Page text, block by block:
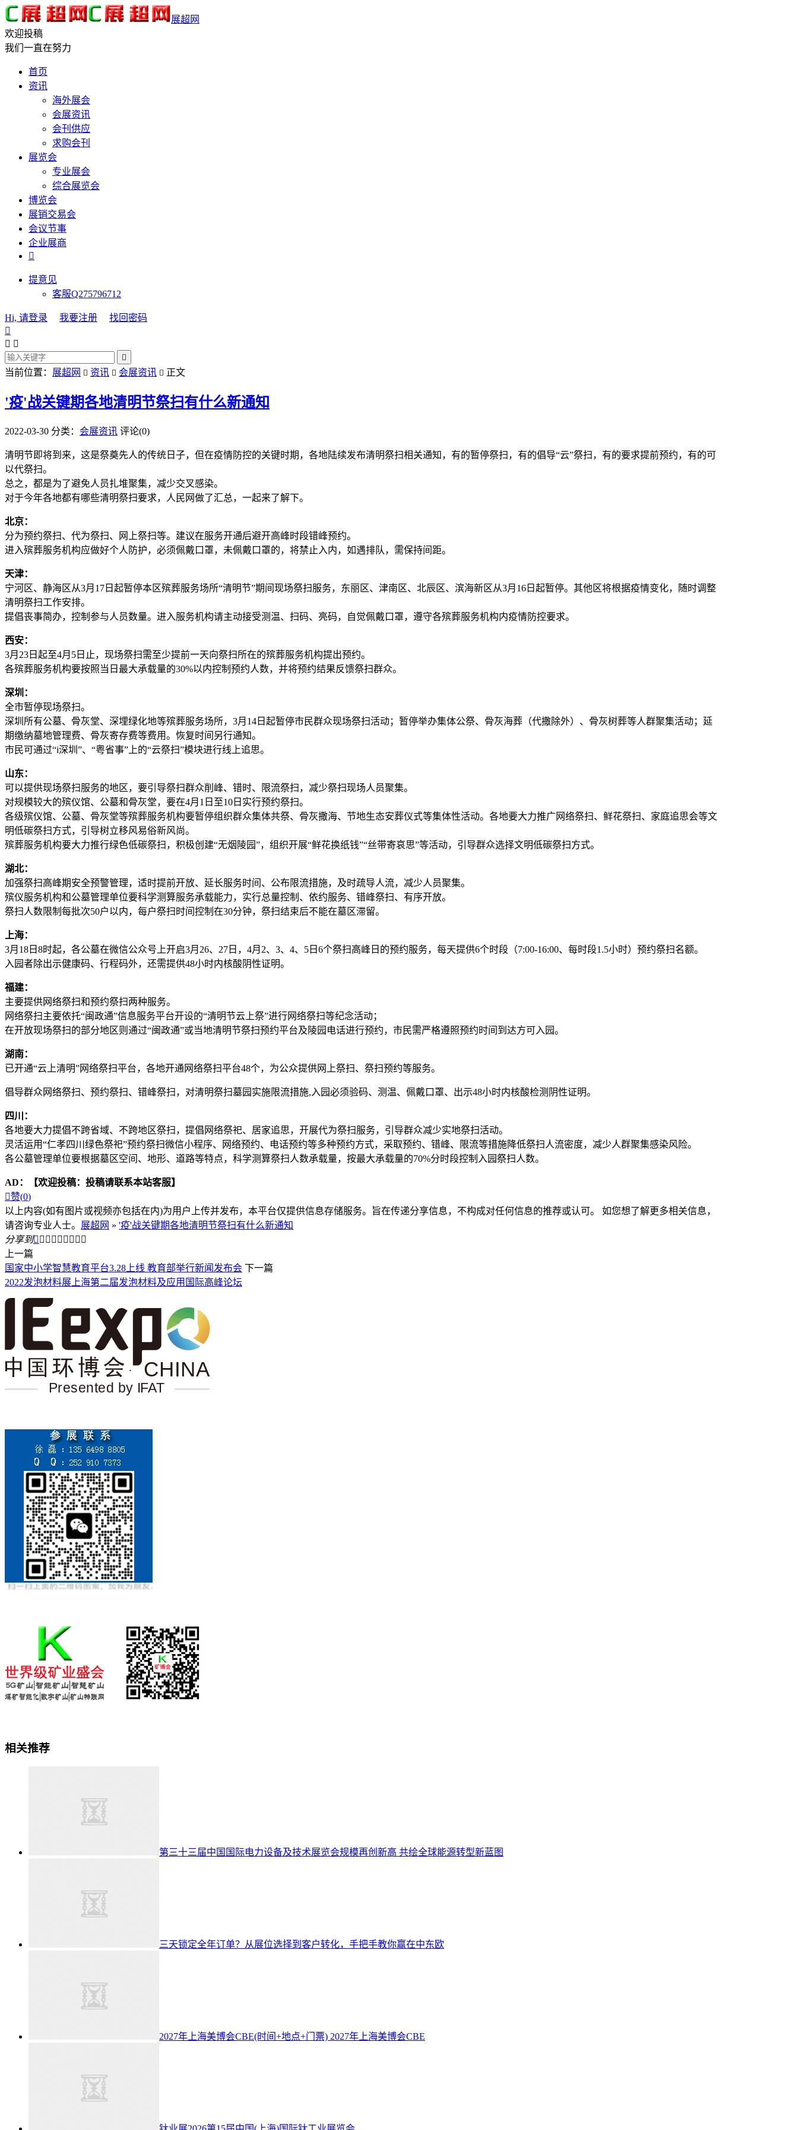
展超网
欢迎投稿
我们一直在努力
首页
资讯
海外展会
会展资讯
会刊供应
求购会刊
展览会
专业展会
综合展览会
博览会
展销交易会
会议节事
企业展商

提意见
客服Q275796712
Hi, 请登录 我要注册
找回密码

 

当前位置： 展超网  资讯  会展资讯  正文
'疫'战关键期各地清明节祭扫有什么新通知
2022-03-30 分类： 会展资讯 评论(0)
清明节即将到来，这是祭奠先人的传统日子，但在疫情防控的关键时期，各地陆续发布清明祭扫相关通知，有的暂停祭扫，有的倡导“云”祭扫，有的要求提前预约，有的可
以代祭扫。
总之，都是为了避免人员扎堆聚集，减少交叉感染。
对于今年各地都有哪些清明祭扫要求，人民网做了汇总，一起来了解下。
北京：
分为预约祭扫、代为祭扫、网上祭扫等。建议在服务开通后避开高峰时段错峰预约。
进入殡葬服务机构应做好个人防护，必须佩戴口罩，未佩戴口罩的，将禁止入内，如遇排队，需保持间距。
天津：
宁河区、静海区从3月17日起暂停本区殡葬服务场所“清明节”期间现场祭扫服务，东丽区、津南区、北辰区、滨海新区从3月16日起暂停。其他区将根据疫情变化，随时调整
清明祭扫工作安排。
提倡丧事简办，控制参与人员数量。进入服务机构请主动接受测温、扫码、亮码，自觉佩戴口罩，遵守各殡葬服务机构内疫情防控要求。
西安：
3月23日起至4月5日止，现场祭扫需至少提前一天向祭扫所在的殡葬服务机构提出预约。
各殡葬服务机构要按照当日最大承载量的30%以内控制预约人数，并将预约结果反馈祭扫群众。
深圳：
全市暂停现场祭扫。
深圳所有公墓、骨灰堂、深埋绿化地等殡葬服务场所，3月14日起暂停市民群众现场祭扫活动；暂停举办集体公祭、骨灰海葬（代撒除外）、骨灰树葬等人群聚集活动；延
期缴纳墓地管理费、骨灰寄存费等费用。恢复时间另行通知。
市民可通过“i深圳”、“粤省事”上的“云祭扫”模块进行线上追思。
山东：
可以提供现场祭扫服务的地区，要引导祭扫群众削峰、错时、限流祭扫，减少祭扫现场人员聚集。
对规模较大的殡仪馆、公墓和骨灰堂，要在4月1日至10日实行预约祭扫。
各级殡仪馆、公墓、骨灰堂等殡葬服务机构要暂停组织群众集体共祭、骨灰撒海、节地生态安葬仪式等集体性活动。各地要大力推广网络祭扫、鲜花祭扫、家庭追思会等文
明低碳祭扫方式，引导树立移风易俗新风尚。
殡葬服务机构要大力推行绿色低碳祭扫，积极创建“无烟陵园”，组织开展“鲜花换纸钱”“丝带寄哀思”等活动，引导群众选择文明低碳祭扫方式。
湖北：
加强祭扫高峰期安全预警管理，适时提前开放、延长服务时间、公布限流措施，及时疏导人流，减少人员聚集。
殡仪服务机构和公墓管理单位要科学测算服务承载能力，实行总量控制、依约服务、错峰祭扫、有序开放。
祭扫人数限制每批次50户以内，每户祭扫时间控制在30分钟，祭扫结束后不能在墓区滞留。
上海：
3月18日8时起，各公墓在微信公众号上开启3月26、27日，4月2、3、4、5日6个祭扫高峰日的预约服务，每天提供6个时段（7:00-16:00、每时段1.5小时）预约祭扫名额。
入园者除出示健康码、行程码外，还需提供48小时内核酸阴性证明。
福建：
主要提供网络祭扫和预约祭扫两种服务。
网络祭扫主要依托“闽政通”信息服务平台开设的“清明节云上祭”进行网络祭扫等纪念活动；
在开放现场祭扫的部分地区则通过“闽政通”或当地清明节祭扫预约平台及陵园电话进行预约，市民需严格遵照预约时间到达方可入园。
湖南：
已开通“云上清明”网络祭扫平台，各地开通网络祭扫平台48个，为公众提供网上祭扫、祭扫预约等服务。
倡导群众网络祭扫、预约祭扫、错峰祭扫，对清明祭扫墓园实施限流措施,入园必须验码、测温、佩戴口罩、出示48小时内核酸检测阴性证明。
四川：
各地要大力提倡不跨省域、不跨地区祭扫，提倡网络祭祀、居家追思，开展代为祭扫服务，引导群众减少实地祭扫活动。
灵活运用“仁孝四川绿色祭祀”预约祭扫微信小程序、网络预约、电话预约等多种预约方式，采取预约、错峰、限流等措施降低祭扫人流密度，减少人群聚集感染风险。
各公墓管理单位要根据墓区空间、地形、道路等特点，科学测算祭扫人数承载量，按最大承载量的70%分时段控制入园祭扫人数。
AD：
【欢迎投稿：投稿请联系本站客服】
赞(0)
以上内容(如有图片或视频亦包括在内)为用户上传并发布，本平台仅提供信息存储服务。旨在传递分享信息，不构成对任何信息的推荐或认可。 如您想了解更多相关信息，
请咨询专业人士。 展超网 » '疫'战关键期各地清明节祭扫有什么新通知
分享到        
上一篇
国家中小学智慧教育平台3.28上线 教育部举行新闻发布会 下一篇
2022发泡材料展上海第二届发泡材料及应用国际高峰论坛
相关推荐
第三十三届中国国际电力设备及技术展览会规模再创新高 共绘全球能源转型新蓝图
三天锁定全年订单？从展位选择到客户转化，手把手教你赢在中东欧
2027年上海美博会CBE(时间+地点+门票) 2027年上海美博会CBE